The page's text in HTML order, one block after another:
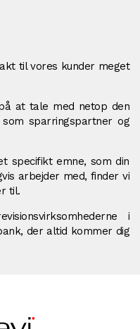
til vores kunder meget
at tale med netop den
sparringspartner og
specifikt emne, som din
arbejder med, finder vi
til.
i
der altid kommer dig